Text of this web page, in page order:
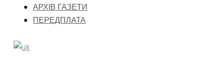
АРХІВ ГАЗЕТИ
ПЕРЕДПЛАТА